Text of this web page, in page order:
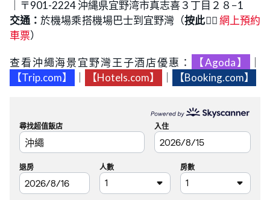
｜〒901-2224 沖縄県宜野湾市真志喜３丁目２８−1
交通：於機場乘搭機場巴士到宜野灣（按此👉🏻網上預約
車票）
查看沖繩海景宜野灣王子酒店優惠： 【Agoda】
【Trip.com】
【Hotels.com】 【Booking.com】